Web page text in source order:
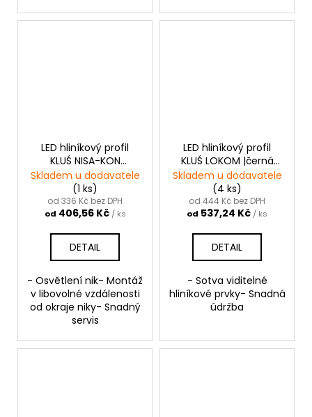
LED hliníkový profil
KLUŚ NISA-KON
|neanodizovaná
Skladem u dodavatele
(1 ks)
od 336 Kč bez DPH
od 406,56 Kč / ks
DETAIL
- Osvětlení nik- Montáž
v libovolné vzdálenosti
od okraje niky- Snadný
servis
LED hliníkový profil
KLUŚ LOKOM |černá
anoda
Skladem u dodavatele
(4 ks)
od 444 Kč bez DPH
od 537,24 Kč / ks
DETAIL
- Sotva viditelné
hliníkové prvky- Snadná
údržba